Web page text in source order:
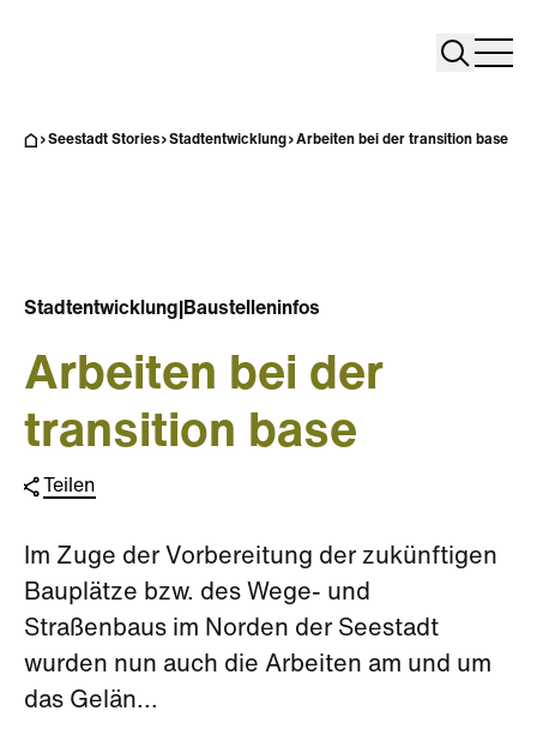
Search
Seestadt Stories Stadtentwicklung Arbeiten bei der transition base
Stadtentwicklung Baustelleninfos
Arbeiten bei der
transition base
Teilen
Im Zuge der Vorbereitung der zukünftigen
Bauplätze bzw. des Wege- und
Straßenbaus im Norden der Seestadt
wurden nun auch die Arbeiten am und um
das Gelän...